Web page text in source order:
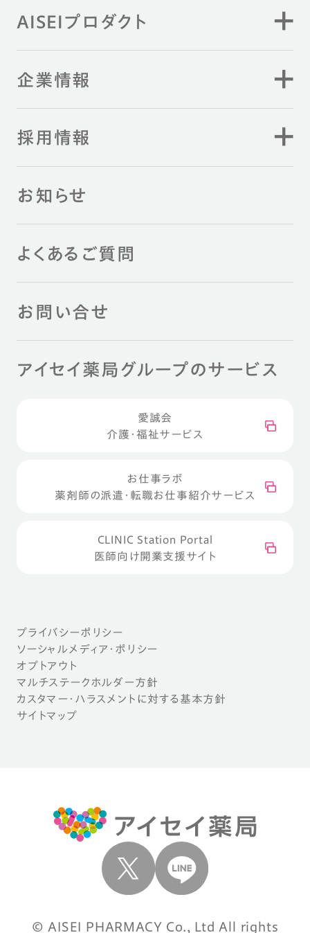
AISEIプロダクト
企業情報
採用情報
お知らせ
よくあるご質問
お問い合せ
アイセイ薬局グループのサービス
愛誠会
介護・福祉サービス
お仕事ラボ
薬剤師の派遣・転職お仕事紹介サービス
CLINIC Station Portal
医師向け開業支援サイト
プライバシーポリシー
ソーシャルメディア・ポリシー
オプトアウト
マルチステークホルダー方針
カスタマー・ハラスメントに対する基本方針
サイトマップ
© AISEI PHARMACY Co., Ltd All rights